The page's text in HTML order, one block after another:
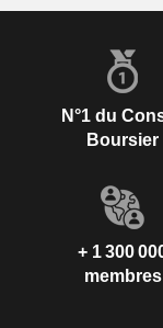
N°1 du
Boursier
+ 1 300
membres